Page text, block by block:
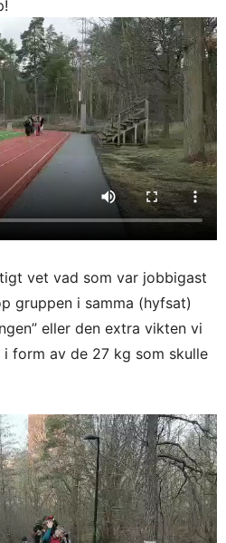
vet vad som var jobbigast
gruppen i samma (hyfsat)
eller den extra vikten vi
form av de 27 kg som skulle